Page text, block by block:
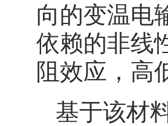
向的变温电
依赖的非线
阻效应，高
基于该材